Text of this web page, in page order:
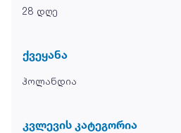
28 დღე
ქვეყანა
ჰოლანდია
კვლევის კატეგორია